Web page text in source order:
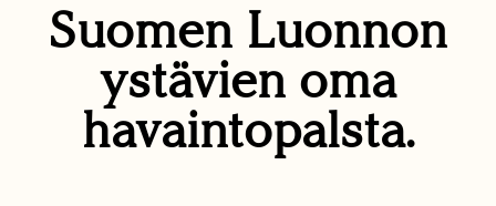
Suomen Luonnon
ystävien oma
havaintopalsta.